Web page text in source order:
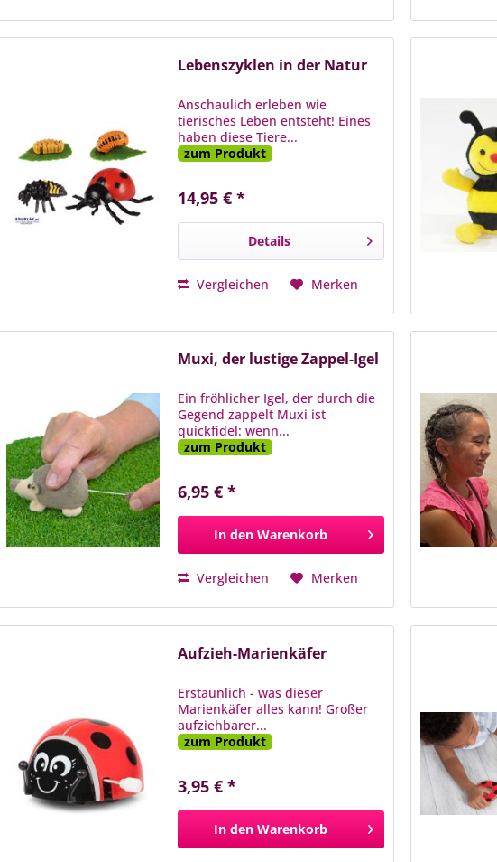
Lebenszyklen in der Natur
Anschaulich erleben wie
tierisches Leben entsteht! Eines
haben diese Tiere...
zum Produkt
14,95 € *
Details
Vergleichen Merken
Muxi, der lustige Zappel-Igel
Ein fröhlicher Igel, der durch die
Gegend zappelt Muxi ist
quickfidel: wenn...
zum Produkt
6,95 € *
In den Warenkorb
Vergleichen Merken
Aufzieh-Marienkäfer
Erstaunlich - was dieser
Marienkäfer alles kann! Großer
aufziehbarer...
zum Produkt
3,95 € *
In den Warenkorb